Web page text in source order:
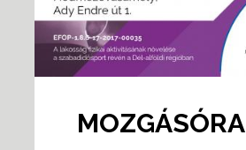
MOZGÁSÓRA